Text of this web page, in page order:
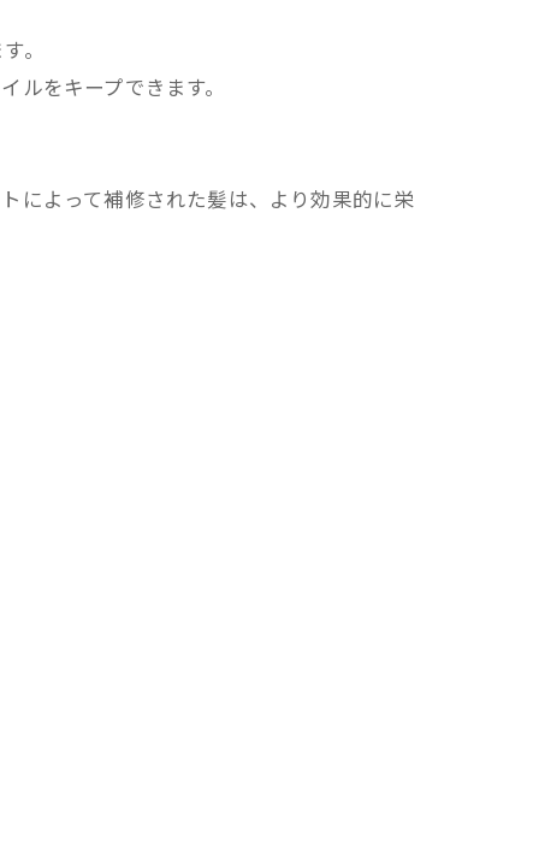
。
をキープできます。
によって補修された髪は、より効果的に栄